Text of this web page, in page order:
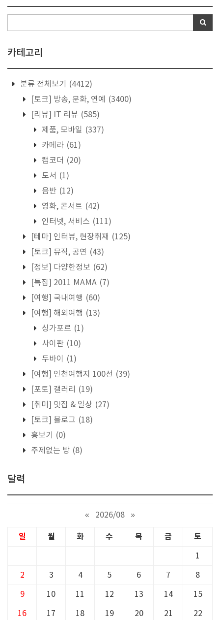
카테고리
분류 전체보기
(4412)
[토크] 방송, 문화, 연예
(3400)
[리뷰] IT 리뷰 (585)
제품, 모바일 (337)
카메라 (61)
캠코더 (20)
도서 (1)
음반 (12)
영화, 콘서트 (42)
인터넷, 서비스 (111)
[테마] 인터뷰, 현장취재 (125)
[토크] 뮤직, 공연 (43)
[정보] 다양한정보 (62)
[특집] 2011 MAMA (7)
[여행] 국내여행 (60)
[여행] 해외여행 (13)
싱가포르 (1)
사이판 (10)
두바이
(1)
[여행] 인천여행지 100선 (39)
[포토] 갤러리
(19)
[취미] 맛집 & 일상 (27)
[토크] 블로그 (18)
흉보기
(0)
주제없는 방 (8)
달력
« 2026/08 »
일 월 화 수 목 금 토
1
2 3 4 5 6 7 8
9 10 11 12 13 14 15
16 17 18 19 20 21 22